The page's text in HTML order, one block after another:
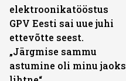
elektroonikatööstus
GPV Eesti sai uue juhi
ettevõtte seest.
„Järgmise sammu
astumine oli minu jaoks